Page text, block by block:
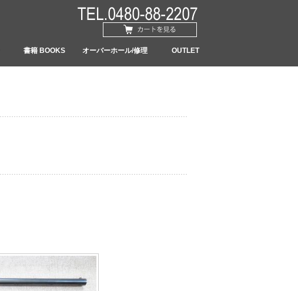
書籍 BOOKS オーバーホール/修理 OUTLET